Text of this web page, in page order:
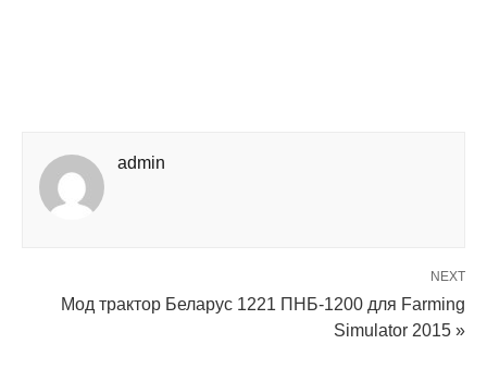
admin
NEXT
Мод трактор Беларус 1221 ПНБ-1200 для Farming
Simulator 2015 »